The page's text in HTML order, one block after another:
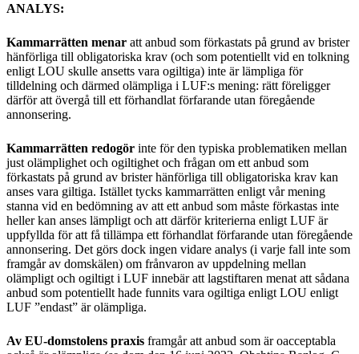
ANALYS:
Kammarrätten menar att anbud som förkastats på grund av brister
hänförliga till obligatoriska krav (och som potentiellt vid en tolkning
enligt LOU skulle ansetts vara ogiltiga) inte är lämpliga för
tilldelning och därmed olämpliga i LUF:s mening: rätt föreligger
därför att övergå till ett förhandlat förfarande utan föregående
annonsering.
Kammarrätten redogör inte för den typiska problematiken mellan
just olämplighet och ogiltighet och frågan om ett anbud som
förkastats på grund av brister hänförliga till obligatoriska krav kan
anses vara giltiga. Istället tycks kammarrätten enligt vår mening
stanna vid en bedömning av att ett anbud som måste förkastas inte
heller kan anses lämpligt och att därför kriterierna enligt LUF är
uppfyllda för att få tillämpa ett förhandlat förfarande utan föregående
annonsering. Det görs dock ingen vidare analys (i varje fall inte som
framgår av domskälen) om frånvaron av uppdelning mellan
olämpligt och ogiltigt i LUF innebär att lagstiftaren menat att sådana
anbud som potentiellt hade funnits vara ogiltiga enligt LOU enligt
LUF ”endast” är olämpliga.
Av EU-domstolens praxis framgår att anbud som är oacceptabla